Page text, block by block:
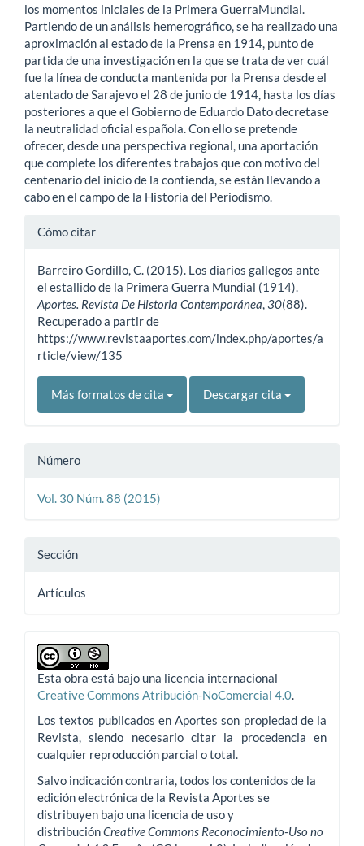
los momentos iniciales de la Primera GuerraMundial.
Partiendo de un análisis hemerográfico, se ha realizado una
aproximación al estado de la Prensa en 1914, punto de
partida de una investigación en la que se trata de ver cuál
fue la línea de conducta mantenida por la Prensa desde el
atentado de Sarajevo el 28 de junio de 1914, hasta los días
posteriores a que el Gobierno de Eduardo Dato decretase
la neutralidad oficial española. Con ello se pretende
ofrecer, desde una perspectiva regional, una aportación
que complete los diferentes trabajos que con motivo del
centenario del inicio de la contienda, se están llevando a
cabo en el campo de la Historia del Periodismo.
Detalles
artículo
Cómo citar
Barreiro Gordillo, C. (2015). Los diarios gallegos ante
el estallido de la Primera Guerra Mundial (1914).
Aportes. Revista De Historia Contemporánea 30(88).
Recuperado a partir de
https://www.revistaaportes.com/index.php/aportes/a
rticle/view/135
Más formatos de cita Descargar cita
Número
Vol. 30 Núm. 88 (2015)
Sección
Artículos
Esta obra está bajo una licencia internacional
Creative Commons Atribución-NoComercial 4.0
Los textos publicados en Aportes son propiedad de la
Revista, siendo necesario citar la procedencia en
cualquier reproducción parcial o total.
Salvo indicación contraria, todos los contenidos de la
edición electrónica de la Revista Aportes se
distribuyen bajo una licencia de uso y
distribuciónCreative Commons Reconocimiento-Uso no